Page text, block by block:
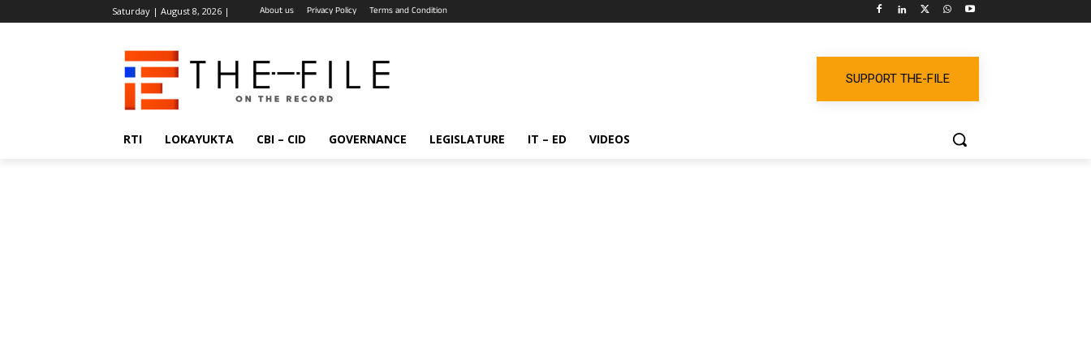
Saturday | August 8, 2026 | About us Privacy Policy Terms and Condition
SUPPORT THE-FILE
RTI LOKAYUKTA CBI – CID GOVERNANCE LEGISLATURE IT – ED VIDEOS